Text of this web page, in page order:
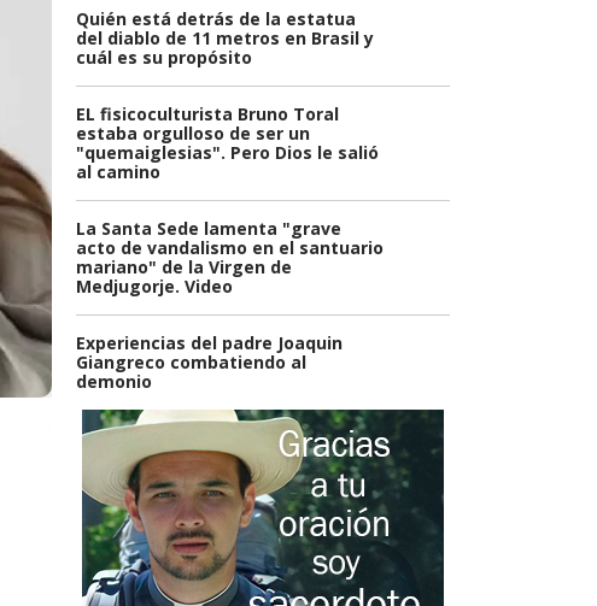
Quién está detrás de la estatua
del diablo de 11 metros en Brasil y
cuál es su propósito
EL fisicoculturista Bruno Toral
estaba orgulloso de ser un
"quemaiglesias". Pero Dios le salió
al camino
La Santa Sede lamenta "grave
acto de vandalismo en el santuario
mariano" de la Virgen de
Medjugorje. Video
Experiencias del padre Joaquin
Giangreco combatiendo al
demonio